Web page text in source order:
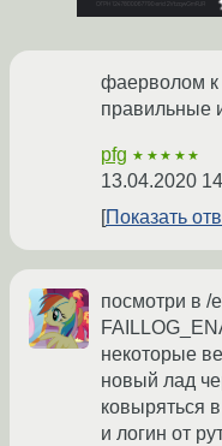
фаерволом к
правильные
pfg ★★★★★
13.04.2020
Показать
посмотри в /
некоторые
новый лад
ковыряться
и логин от